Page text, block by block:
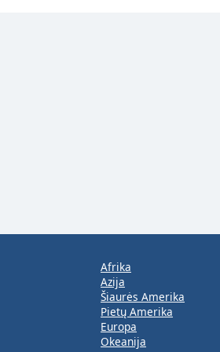
Afrika
Azija
Šiaurės Amerika
Pietų Amerika
Europa
Okeanija